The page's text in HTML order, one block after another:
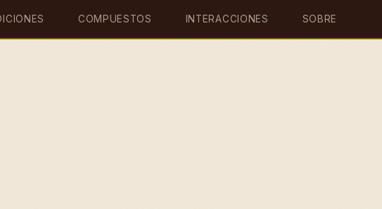
COMPUESTOS INTERACCIONES SOBRE